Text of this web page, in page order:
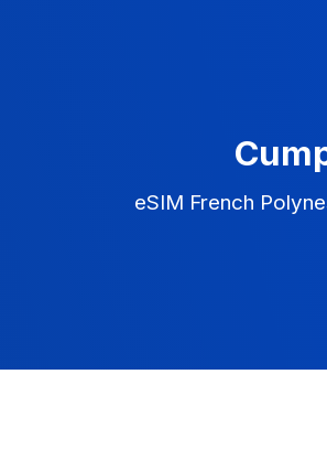
eSIM French